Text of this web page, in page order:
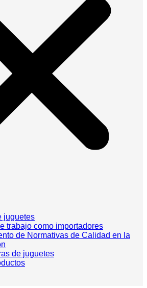
juguetes
trabajo como importadores
de Normativas de Calidad en la
de juguetes